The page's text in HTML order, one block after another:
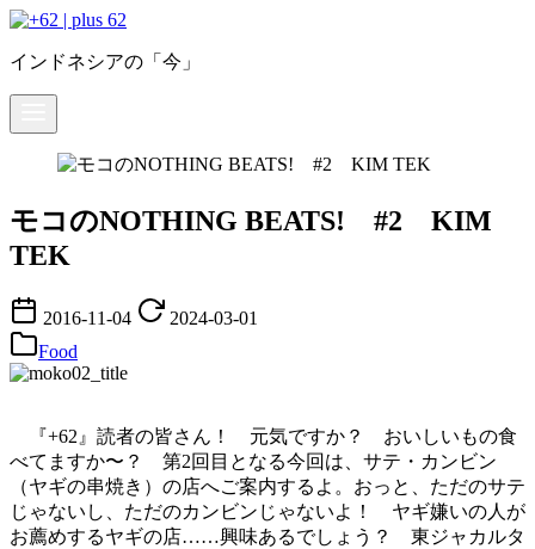
コ
テ
ン
インドネシアの「今」
モコのNOTHING BEATS! #2 KIM
TEK
2016-11-04
2024-03-01
Food
『+62』読者の皆さん！ 元気ですか？ おいしいもの食
べてますか〜？ 第2回目となる今回は、サテ・カンビン
（ヤギの串焼き）の店へご案内するよ。おっと、ただのサテ
じゃないし、ただのカンビンじゃないよ！ ヤギ嫌いの人が
お薦めするヤギの店……興味あるでしょう？ 東ジャカルタ